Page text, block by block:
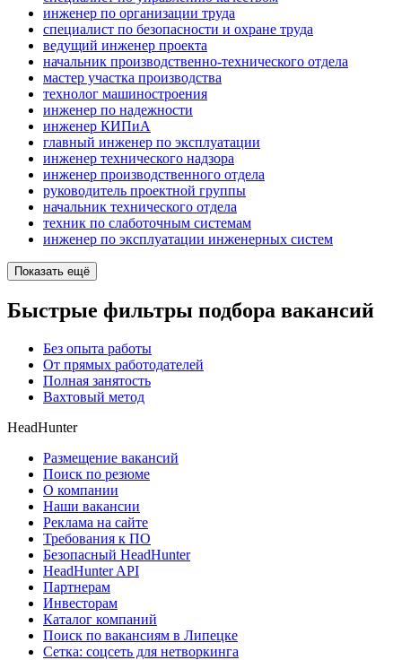
инженер по организации труда
специалист по безопасности и охране труда
ведущий инженер проекта
начальник производственно-технического отдела
мастер участка производства
технолог машиностроения
инженер по надежности
инженер КИПиА
главный инженер по эксплуатации
инженер технического надзора
инженер производственного отдела
руководитель проектной группы
начальник технического отдела
техник по слаботочным системам
инженер по эксплуатации инженерных систем
Показать ещё
Быстрые фильтры подбора вакансий
Без опыта работы
От прямых работодателей
Полная занятость
Вахтовый метод
HeadHunter
Размещение вакансий
Поиск по резюме
О компании
Наши вакансии
Реклама на сайте
Требования к ПО
Безопасный HeadHunter
HeadHunter API
Партнерам
Инвесторам
Каталог компаний
Поиск по вакансиям в Липецке
Сетка: соцсеть для нетворкинга